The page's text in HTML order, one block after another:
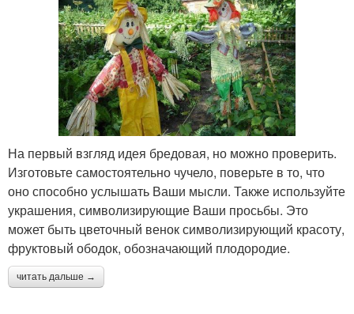
На первый взгляд идея бредовая, но можно проверить.
Изготовьте самостоятельно чучело, поверьте в то, что
оно способно услышать Ваши мысли. Также используйте
украшения, символизирующие Ваши просьбы. Это
может быть цветочный венок символизирующий красоту,
фруктовый ободок, обозначающий плодородие.
читать дальше →